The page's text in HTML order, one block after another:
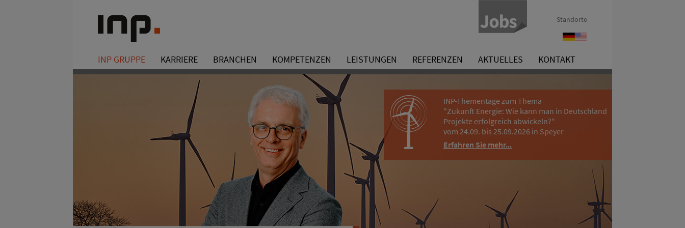
Standorte
INP GRUPPE KARRIERE BRANCHEN KOMPETENZEN LEISTUNGEN REFERENZEN AKTUELLES KONTAKT
Strategische
Strategic
INP-Thementage zum Thema
"Zukunft Energie: Wie kann man in Deutschland
Projekte erfolgreich abwickeln?"
vom 24.09. bis 25.09.2026 in Speyer
Erfahren Sie mehr...